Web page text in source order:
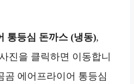
통등심 돈까스 (냉동),
진을 클릭하면 이동합니
에어프라이어 통등심